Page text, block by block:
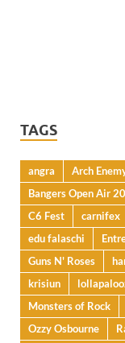
TAGS
angra Arch
Bangers Open Air
C6 Fest
carnifex
edu falaschi
Guns N' Roses
krisiun
Monsters of Rock
Ozzy Osbourne